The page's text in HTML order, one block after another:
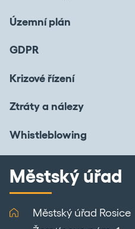
Územní plán
GDPR
Krizové řízení
Ztráty a nálezy
Whistleblowing
Městský úřad
Městský úřad Rosice